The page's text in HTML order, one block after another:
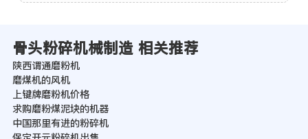
骨头粉碎机械制造 相关推荐
陕西谓通磨粉机
磨煤机的风机
上键牌磨粉机价格
求购磨粉煤泥块的机器
中国那里有进的粉碎机